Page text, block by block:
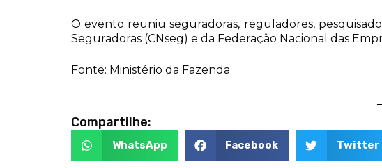
O evento reuniu seguradoras, reguladores,
Seguradoras (CNseg) e da Federação Nacional das
Fonte: Ministério da Fazenda
Compartilhe:
WhatsApp Facebook Twitter